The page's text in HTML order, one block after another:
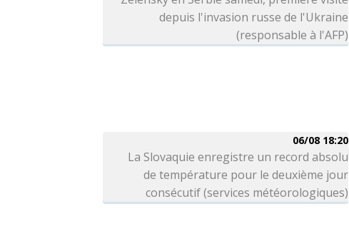
depuis l'invasion russe de l'Ukraine
(responsable à l'AFP)
06/08 18:20
La Slovaquie enregistre un record absolu
de température pour le deuxième jour
consécutif (services météorologiques)